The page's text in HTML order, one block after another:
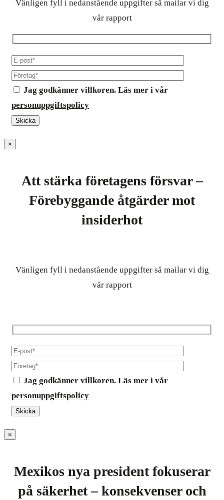
Vänligen fyll i nedanstående uppgifter så mailar vi dig
vår rapport
Jag godkänner villkoren. Läs mer i vår
personuppgiftspolicy
×
Att stärka företagens försvar –
Förebyggande åtgärder mot
insiderhot
Vänligen fyll i nedanstående uppgifter så mailar vi dig
vår rapport
Jag godkänner villkoren. Läs mer i vår
personuppgiftspolicy
×
Mexikos nya president fokuserar
på säkerhet – konsekvenser och